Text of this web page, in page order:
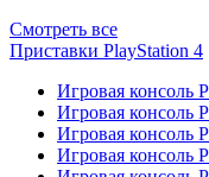
Смотреть все
Приставки PlayStation 4
Игровая консоль
Игровая консоль
Игровая консоль
Игровая консоль